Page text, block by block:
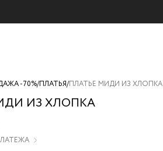
-70%/ПЛАТЬЯ/ПЛАТЬЕ МИДИ ИЗ ХЛОПКА
ИЗ ХЛОПКА